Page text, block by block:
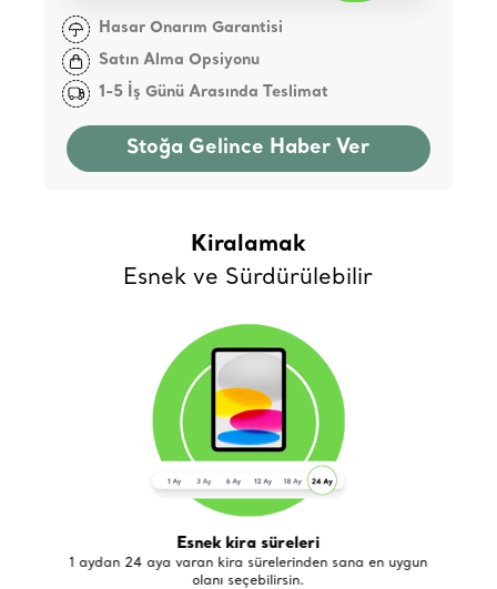
Hasar Onarım Garantisi
Satın Alma Opsiyonu
1-5 İş Günü Arasında Teslimat
Stoğa Gelince Haber Ver
Kiralamak
Esnek ve Sürdürülebilir
Esnek kira süreleri
1 aydan 24 aya varan kira sürelerinden sana en uygun
olanı seçebilirsin.